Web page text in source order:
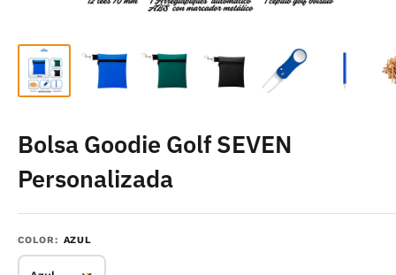
Bolsa Goodie Golf SEVEN
Personalizada
COLOR: AZUL